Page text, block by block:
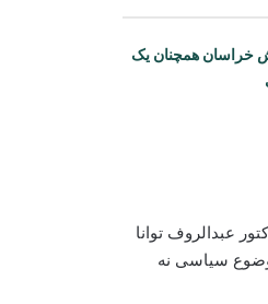
خراسان همچنان یک
عبدالروف توانا
سیاسی نه
وقوع
ولایت‌ها